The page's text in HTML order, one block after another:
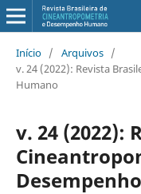
Início / Arquivos /
v. 24 (2022): Revista
Humano
v. 24 (2022):